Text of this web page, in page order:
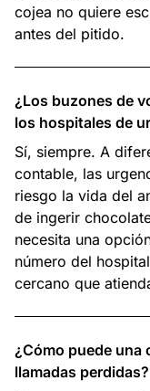
cojea no quiere
antes del pitido.
¿Los buzones de
los hospitales de
Sí, siempre. A
contable, las
riesgo la vida del
de ingerir
necesita una
número del
cercano que
¿Cómo puede una
llamadas perdidas?